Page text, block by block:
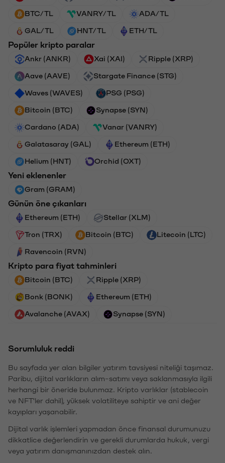
BTC/TL VANRY/TL ADA/TL
GAL/TL HNT/TL ETH/TL
Popüler kripto paralar
Ankr (ANKR) Xai (XAI) Ripple (XRP)
Aave (AAVE) Stargate Finance (STG)
Waves (WAVES) PSG (PSG)
Bitcoin (BTC) Synapse (SYN)
Cardano (ADA) Vanar (VANRY)
Galatasaray (GAL) Ethereum (ETH)
Helium (HNT) Orchid (OXT)
Yeni eklenenler
Gram (GRAM)
Günün öne çıkanları
Ethereum (ETH) Stellar (XLM)
Tron (TRX) Bitcoin (BTC) Litecoin (LTC)
Ravencoin (RVN)
Kripto para fiyat tahminleri
Bitcoin (BTC) Ripple (XRP)
Bonk (BONK) Ethereum (ETH)
Avalanche (AVAX) Synapse (SYN)
Sorumluluk reddi
Bu sayfada yer alan bilgiler yatırım tavsiyesi niteliği taşımaz.
Paribu, dijital varlıkların alım-satımı veya saklanmasıyla ilgili
herhangi bir öneride bulunmaz. Kripto varlıklar (stablecoin
ve NFT'ler dahil), yüksek volatiliteye sahiptir ve ani değer
kayıpları yaşanabilir.
Dijital varlık işlemleri yapmadan önce finansal durumunuzu
dikkatlice değerlendirin ve gerekli durumlarda hukuk, vergi
veya yatırım danışmanınızdan destek alın.